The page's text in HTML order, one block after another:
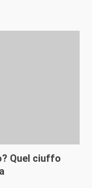
Quel ciuffo